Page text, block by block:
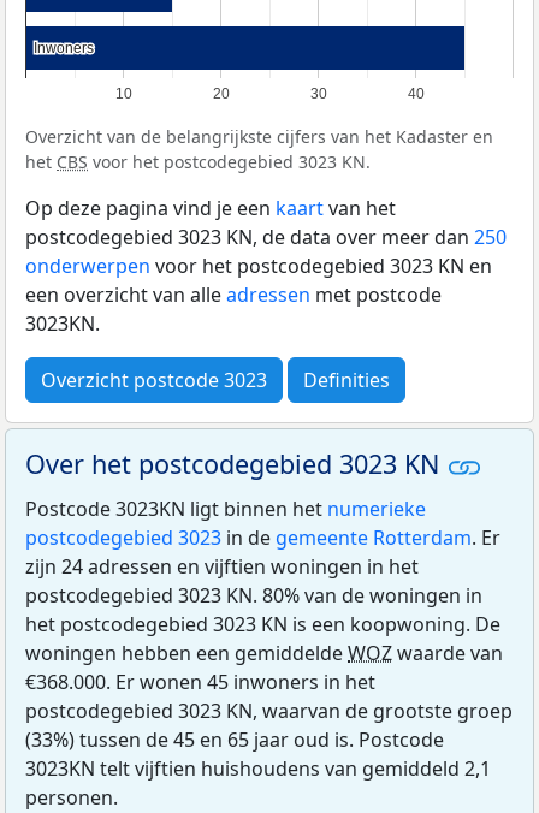
10 20 30 40
Inwoners
Inwoners
Overzicht van de belangrijkste cijfers van het Kadaster en
het CBS voor het postcodegebied 3023 KN.
Op deze pagina vind je een kaartvan het
postcodegebied 3023 KN, de data over meer dan 250
onderwerpen voor het postcodegebied 3023 KN en
een overzicht van alleadressen met postcode
3023KN.
Overzicht postcode 3023 Definities
Over het postcodegebied 3023 KN
Postcode 3023KN ligt binnen het numerieke
postcodegebied 3023 in de gemeente Rotterdam. Er
zijn 24 adressen en vijftien woningen in het
postcodegebied 3023 KN. 80% van de woningen in
het postcodegebied 3023 KN is een koopwoning. De
woningen hebben een gemiddeldeWOZwaarde van
€368.000. Er wonen 45 inwoners in het
postcodegebied 3023 KN, waarvan de grootste groep
(33%) tussen de 45 en 65 jaar oud is. Postcode
3023KN telt vijftien huishoudens van gemiddeld 2,1
personen.